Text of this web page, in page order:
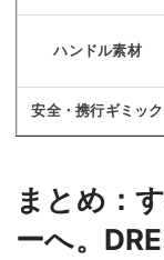
ハンドル素材
安全・携行ギミック
まとめ：
ーへ。